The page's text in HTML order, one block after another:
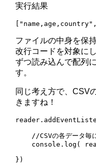
実行結果
ファイルの中身を保
改行コードを対象に
ずつ読み込んで配列
す。
同じ考え方で、CSV
きますね！
//CSVの各データ毎
console.log(
})